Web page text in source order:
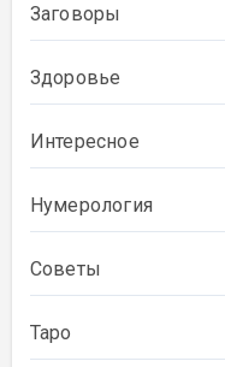
Заговоры
Здоровье
Интересное
Нумерология
Советы
Таро